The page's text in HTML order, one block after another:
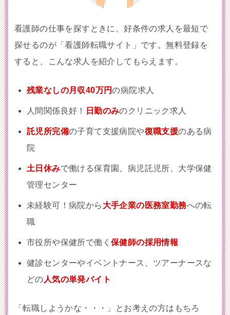
看護師の仕事を探すときに、好条件の求人を最短で
探せるのが「看護師転職サイト」です。無料登録を
すると、こんな求人を紹介してもらえます。
残業なしの月収40万円の病院求人
人間関係良好！ 日勤のみのクリニック求人
託児所完備の子育て支援病院や復職支援のある病
院
土日休みで働ける保育園、病児託児所、大学保健
管理センター
未経験可！病院から 大手企業の医務室勤務への転
職
市役所や保健所で働く 保健師の採用情報
健診センターやイベントナース、ツアーナースな
どの 人気の単発バイト
「転職しようかな・・・」とお考えの方はもちろ